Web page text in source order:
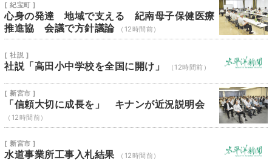
[ 紀宝町 ]
心身の発達 地域で支える 紀南母子保健医療
推進協 会議で方針議論
（12時間前）
[ 社説 ]
社説「高田小中学校を全国に開け」 （12時間前）
[ 新宮市 ]
「信頼大切に成長を」 キナンが近況説明会
（12時間前）
[ 新宮市 ]
水道事業所工事入札結果 （12時間前）